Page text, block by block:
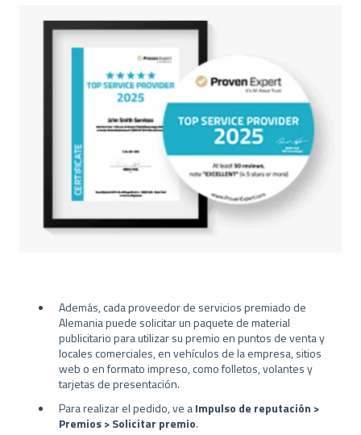
Además, cada proveedor de servicios premiado de
Alemania puede solicitar un paquete de material
publicitario para utilizar su premio en puntos de venta y
locales comerciales, en vehículos de la empresa, sitios
web o en formato impreso, como folletos, volantes y
tarjetas de presentación.
Para realizar el pedido, ve aImpulso de reputación >
Premios > Solicitar premio.